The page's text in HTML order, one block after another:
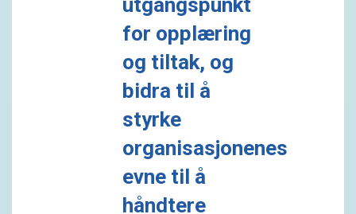
utgangspunkt
for opplæring
og tiltak, og
bidra til å
styrke
organisasjonenes
evne til å
håndtere